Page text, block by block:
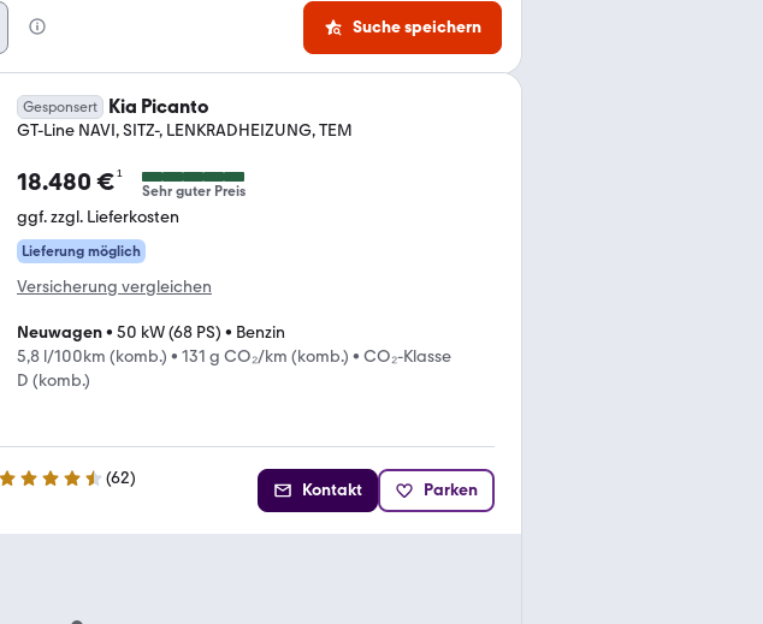
Suche speichern
Gesponsert Kia Picanto
GT-Line NAVI, SITZ-, LENKRADHEIZUNG, TEM
18.480 €¹
Sehr guter Preis
ggf. zzgl. Lieferkosten
Lieferung möglich
Versicherung vergleichen
Neuwagen• 50 kW (68 PS) • Benzin
5,8 l/100km (komb.) • 131 g CO₂/km (komb.) • CO₂-Klasse
D (komb.)
4.6 Sterne (62)
Kontakt Parken